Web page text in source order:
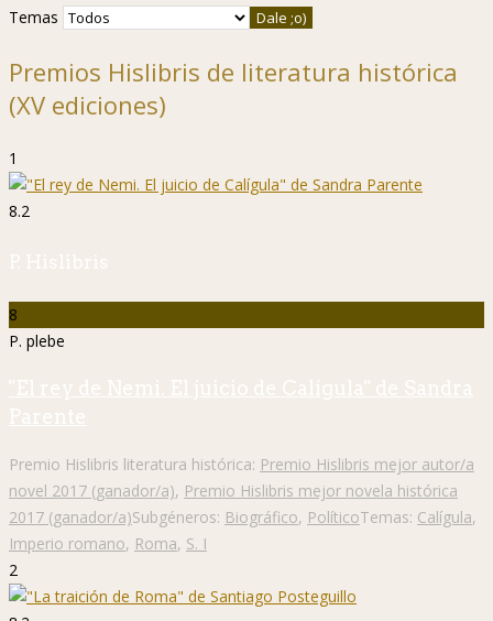
Temas
Premios Hislibris de literatura histórica
(XV ediciones)
1
8.2
P. Hislibris
8
P. plebe
"El rey de Nemi. El juicio de Calígula" de Sandra
Parente
Premio Hislibris literatura histórica: Premio Hislibris mejor autor/a
novel 2017 (ganador/a), Premio Hislibris mejor novela histórica
2017 (ganador/a)Subgéneros: Biográfico, PolíticoTemas: Calígula,
Imperio romano, Roma, S. I
2